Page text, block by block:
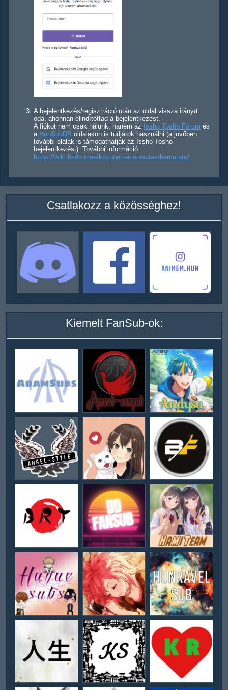
A bejelentkezés/regisztráció után az oldal vissza irányít
oda, ahonnan elindítottad a bejelentkezést.
A fiókot nem csak nálunk, hanem az Issho Tosho Fórum és
a HunSubDB oldalakon is tudjátok használni (a jövőben
további olalak is támogathatják az Issho Tosho
bejelentkezést). További információ:
https://wiki.hsdb.moe/kozponti-azonositas/bemutato/
Csatlakozz a közösséghez!
Kiemelt FanSub-ok: